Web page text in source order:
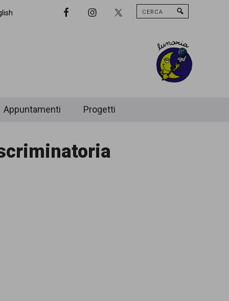
Nav
Cerca
Appuntamenti Progetti